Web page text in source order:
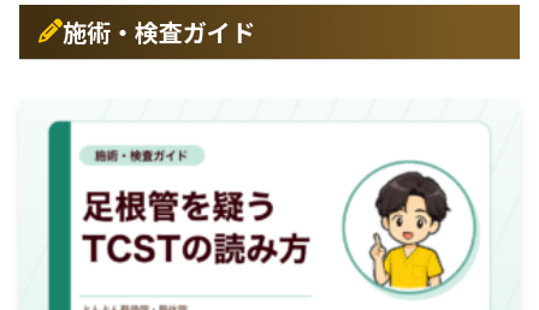
施術・検査ガイド